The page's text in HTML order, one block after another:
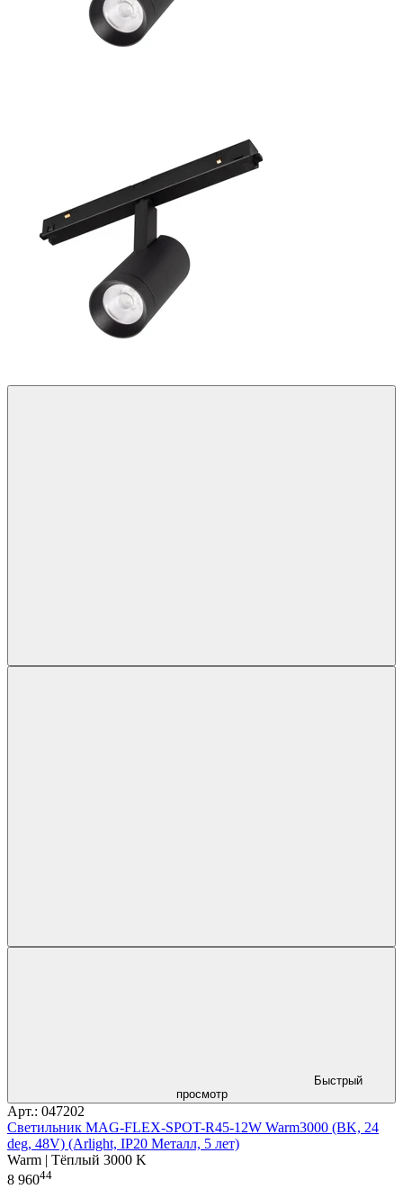
Быстрый
просмотр
Арт.: 047202
Светильник MAG-FLEX-SPOT-R45-12W Warm3000 (BK, 24
deg, 48V) (Arlight, IP20 Металл, 5 лет)
Warm | Тёплый 3000 K
8 96044